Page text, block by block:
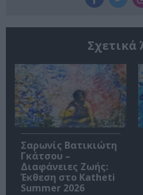
Σχετικά
Σαρωνίς Βατικιώτη
Γκάτσου –
Διαφάνειες Ζωής:
Έκθεση στο Katheti
Summer 2026